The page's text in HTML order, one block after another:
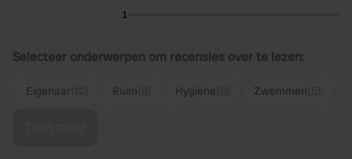
1
Selecteer onderwerpen om recensies over te lezen:
Eigenaar Ruim Hygiëne Zwemmen